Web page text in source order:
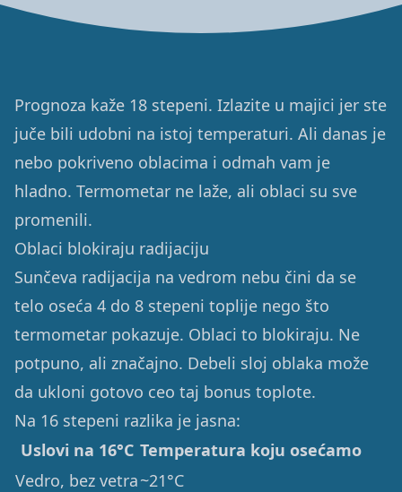
Prognoza kaže 18 stepeni. Izlazite u majici jer ste
juče bili udobni na istoj temperaturi. Ali danas je
nebo pokriveno oblacima i odmah vam je
hladno. Termometar ne laže, ali oblaci su sve
promenili.
Oblaci blokiraju radijaciju
Sunčeva radijacija na vedrom nebu čini da se
telo oseća 4 do 8 stepeni toplije nego što
termometar pokazuje. Oblaci to blokiraju. Ne
potpuno, ali značajno. Debeli sloj oblaka može
da ukloni gotovo ceo taj bonus toplote.
Na 16 stepeni razlika je jasna:
Uslovi na 16°C Temperatura koju osećamo
Vedro, bez vetra~21°C